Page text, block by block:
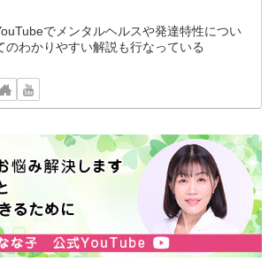
でメンタルヘルスや発達特性につい
のわかりやすい解説も行なっている